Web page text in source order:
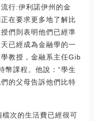
行:伊利諾伊州的金
在要求更多地了解比
們則表明他們已經準
已經成為金融學的一
教授，金融系主任Gib
幣課程。他說：“學生
的父母告訴他們比特
次的生活費已經很可